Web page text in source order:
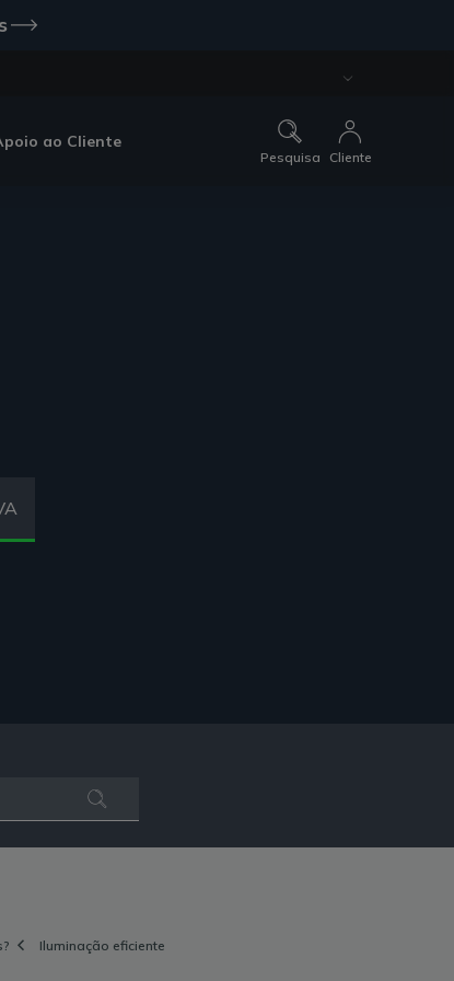
ao Cliente
Pesquisa Cliente
Iluminação eficiente